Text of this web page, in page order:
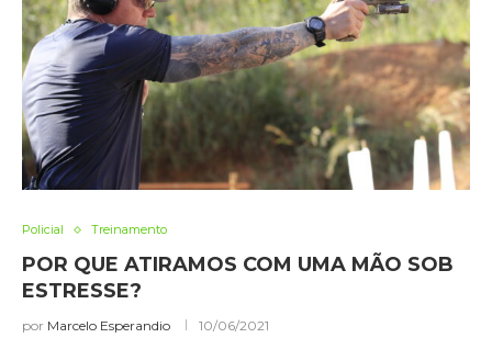
Policial Treinamento
POR QUE ATIRAMOS COM UMA MÃO SOB
ESTRESSE?
por Marcelo Esperandio 10/06/2021